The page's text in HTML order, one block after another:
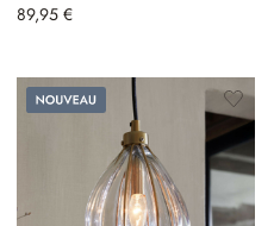
89,95 €
Nouveau